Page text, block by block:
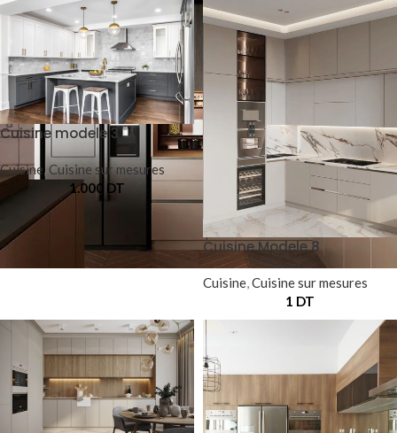
Cuisine modele 3
Cuisine, Cuisine sur mesures
1.000 DT
Cuisine Modele 8
Cuisine,Cuisine sur mesures
1 DT